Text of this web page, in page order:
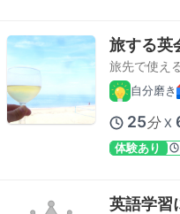
旅する
旅先で使え
自分磨き
25分 X
体験あり
英語学習